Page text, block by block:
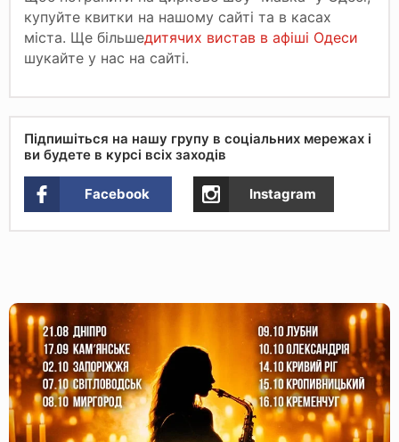
купуйте квитки на нашому сайті та в касах
міста. Ще більшедитячих вистав в афіші Одеси
шукайте у нас на сайті.
Підпишіться на нашу групу в соціальних мережах і
ви будете в курсі всіх заходів
Facebook Instagram